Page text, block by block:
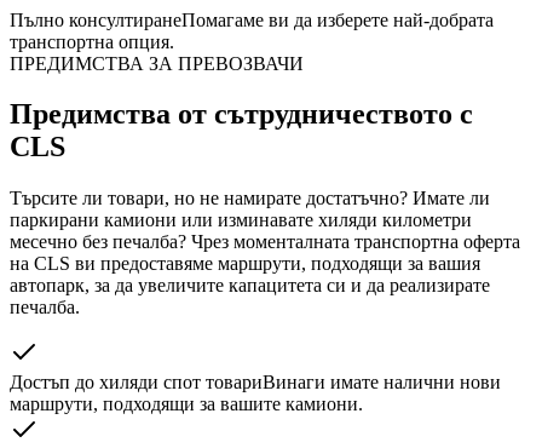
Пълно консултиранеПомагаме ви да изберете най-добрата
транспортна опция.
ПРЕДИМСТВА ЗА ПРЕВОЗВАЧИ
Предимства от сътрудничеството с
CLS
Търсите ли товари, но не намирате достатъчно? Имате ли
паркирани камиони или изминавате хиляди километри
месечно без печалба? Чрез моменталната транспортна оферта
на CLS ви предоставяме маршрути, подходящи за вашия
автопарк, за да увеличите капацитета си и да реализирате
печалба.
Достъп до хиляди спот товариВинаги имате налични нови
маршрути, подходящи за вашите камиони.